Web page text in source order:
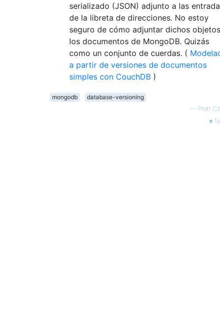
serializado (JSON) adjunto a las
de la libreta de direcciones. No estoy
seguro de cómo adjuntar dichos
los documentos de MongoDB. Quizás
como un conjunto de cuerdas. (
a partir de versiones de documentos
simples con CouchDB )
mongodb
database-versioning
— Piotr